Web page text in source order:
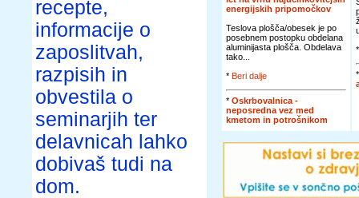
recepte,
informacije o
zaposlitvah,
razpisih in
obvestila o
seminarjih ter
delavnicah lahko
dobivaš tudi na
dom.
energijskih pripomočkov
Teslova plošča/obesek je po
posebnem postopku obdelana
aluminijasta plošča. Obdelava
tako...
* Beri dalje
* Oskrbovalnica -
neposredna vez med
kmetom in potrošnikom